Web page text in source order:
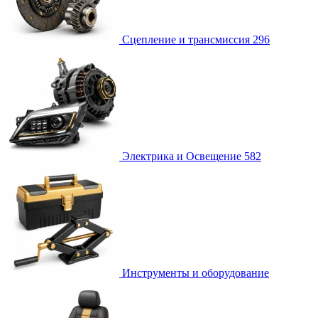
Сцепление и трансмиссия 296
Электрика и Освещение 582
Инструменты и оборудование